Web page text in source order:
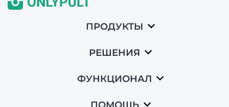
ПРОДУКТЫ
РЕШЕНИЯ
ФУНКЦИОНАЛ